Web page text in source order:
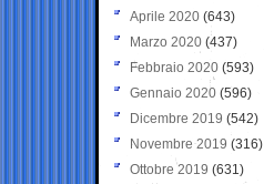
Aprile 2020 (643)
Marzo 2020 (437)
Febbraio 2020 (593)
Gennaio 2020 (596)
Dicembre 2019 (542)
Novembre 2019 (316)
Ottobre 2019 (631)